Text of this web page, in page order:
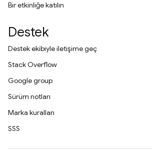
Bir etkinliğe katılın
Destek
Destek ekibiyle iletişime geç
Stack Overflow
Google group
Sürüm notları
Marka kuralları
SSS